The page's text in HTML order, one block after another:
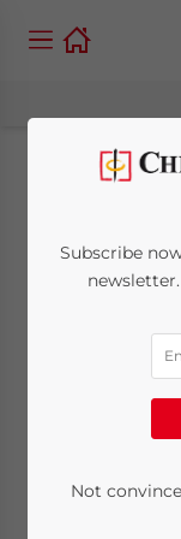
September 13, 2017
Subscribe
Not